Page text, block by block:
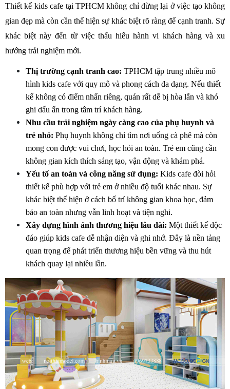
Thiết kế kids cafe tại TPHCM không chỉ dừng lại ở việc tạo không
gian đẹp mà còn cần thể hiện sự khác biệt rõ ràng để cạnh tranh. Sự
khác biệt này đến từ việc thấu hiểu hành vi khách hàng và xu
hướng trải nghiệm mới.
Thị trường cạnh tranh cao: TPHCM tập trung nhiều mô
hình kids cafe với quy mô và phong cách đa dạng. Nếu thiết
kế không có điểm nhấn riêng, quán rất dễ bị hòa lẫn và khó
ghi dấu ấn trong tâm trí khách hàng.
Nhu cầu trải nghiệm ngày càng cao của phụ huynh và
trẻ nhỏ: Phụ huynh không chỉ tìm nơi uống cà phê mà còn
mong con được vui chơi, học hỏi an toàn. Trẻ em cũng cần
không gian kích thích sáng tạo, vận động và khám phá.
Yếu tố an toàn và công năng sử dụng: Kids cafe đòi hỏi
thiết kế phù hợp với trẻ em ở nhiều độ tuổi khác nhau. Sự
khác biệt thể hiện ở cách bố trí không gian khoa học, đảm
bảo an toàn nhưng vẫn linh hoạt và tiện nghi.
Xây dựng hình ảnh thương hiệu lâu dài: Một thiết kế độc
đáo giúp kids cafe dễ nhận diện và ghi nhớ. Đây là nền tảng
quan trọng để phát triển thương hiệu bền vững và thu hút
khách quay lại nhiều lần.